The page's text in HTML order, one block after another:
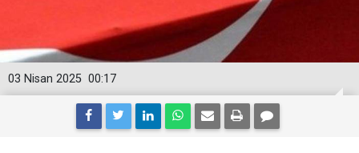
00:17
03 Nisan 2025